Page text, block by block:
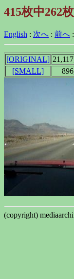
415枚中262
English : 次へ : 前へ :
[ORIGINAL]
[SMALL]
(copyright)